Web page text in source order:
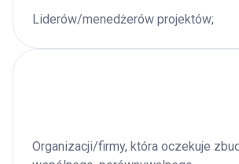
Liderów/menedżerów projektów;
Organizacji/firmy, która oczekuje